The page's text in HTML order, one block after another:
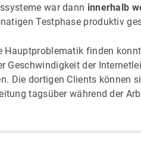
war dann innerhalb
Testphase produktiv
finden
der
Die dortigen Clients können
tagsüber während der